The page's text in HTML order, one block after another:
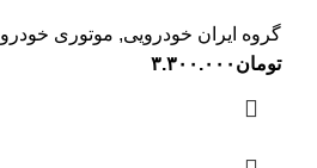
گروه ایران خودرویی, موتوری خودرو
تومان ۳.۳۰۰.۰۰۰